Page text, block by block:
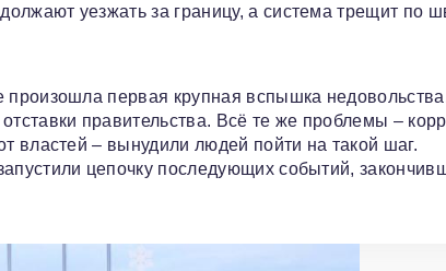
уезжать за границу, а система трещит по
первая крупная вспышка
правительства. Всё те же проблемы –
властей – вынудили людей пойти на такой шаг.
цепочку последующих событий,